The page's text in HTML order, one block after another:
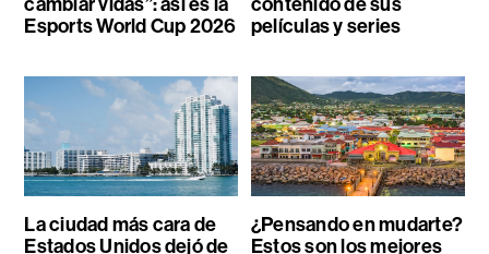
Esports World Cup 2026
películas y series
La ciudad más cara de
Estados Unidos dejó de
¿Pensando en mudarte?
Estos son los mejores